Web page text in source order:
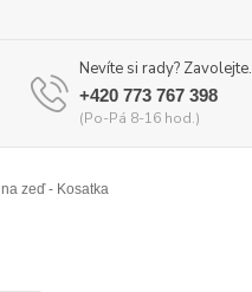
Nevíte si rady? Zavolejte.
+420 773 767 398
(Po-Pá 8-16 hod.)
zeď - Kosatka